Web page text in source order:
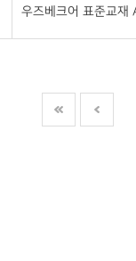
우즈베크어 표준교재